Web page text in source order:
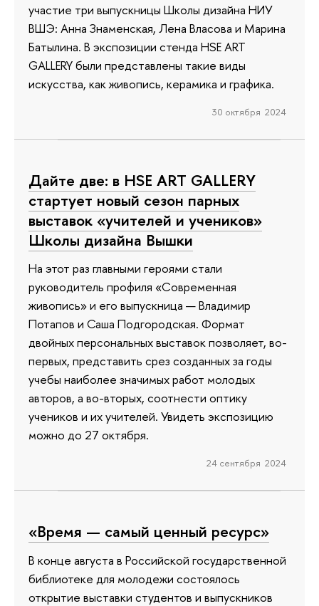
участие три выпускницы Школы дизайна НИУ
ВШЭ: Анна Знаменская, Лена Власова и Марина
Батылина. В экспозиции стенда HSE ART
GALLERY были представлены такие виды
искусства, как живопись, керамика и графика.
30 октября 2024
Дайте две: в HSE ART GALLERY
стартует новый сезон парных
выставок «учителей и учеников»
Школы дизайна Вышки
На этот раз главными героями стали
руководитель профиля «Современная
живопись» и его выпускница — Владимир
Потапов и Саша Подгородская. Формат
двойных персональных выставок позволяет, во-
первых, представить срез созданных за годы
учебы наиболее значимых работ молодых
авторов, а во-вторых, соотнести оптику
учеников и их учителей. Увидеть экспозицию
можно до 27 октября.
24 сентября 2024
«Время — самый ценный ресурс»
В конце августа в Российской государственной
библиотеке для молодежи состоялось
открытие выставки студентов и выпускников